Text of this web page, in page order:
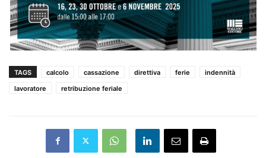
TAGS calcolo cassazione direttiva ferie
indennità
lavoratore
retribuzione feriale